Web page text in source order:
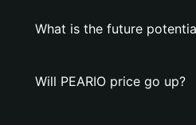
What is the future
Will PEARIO price go up?